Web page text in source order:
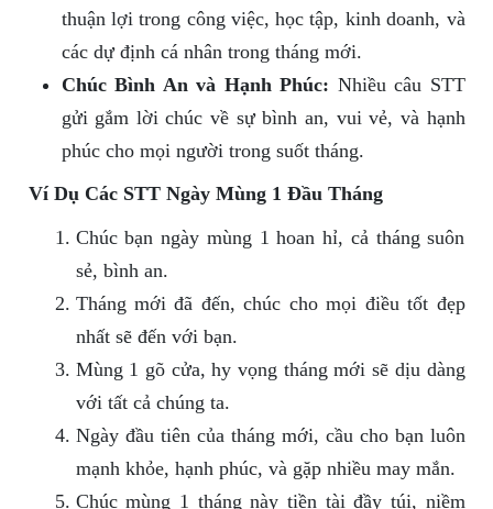
thuận lợi trong công việc, học tập, kinh doanh, và
các dự định cá nhân trong tháng mới.
Chúc Bình An và Hạnh Phúc: Nhiều câu STT
gửi gắm lời chúc về sự bình an, vui vẻ, và hạnh
phúc cho mọi người trong suốt tháng.
Ví Dụ Các STT Ngày Mùng 1 Đầu Tháng
Chúc bạn ngày mùng 1 hoan hỉ, cả tháng suôn
sẻ, bình an.
Tháng mới đã đến, chúc cho mọi điều tốt đẹp
nhất sẽ đến với bạn.
Mùng 1 gõ cửa, hy vọng tháng mới sẽ dịu dàng
với tất cả chúng ta.
Ngày đầu tiên của tháng mới, cầu cho bạn luôn
mạnh khỏe, hạnh phúc, và gặp nhiều may mắn.
Chúc mùng 1 tháng này tiền tài đầy túi, niềm